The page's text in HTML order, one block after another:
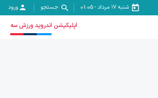
شنبه ۱۷ مرداد -
01:05 جستجو ورود
اپلیکیشن اندروید ورزش سه